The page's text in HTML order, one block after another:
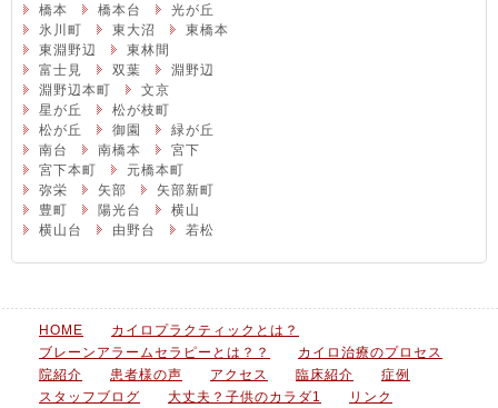
橋本
橋本台
光が丘
氷川町
東大沼
東橋本
東淵野辺
東林間
富士見
双葉
淵野辺
淵野辺本町
文京
星が丘
松が枝町
松が丘
御園
緑が丘
南台
南橋本
宮下
宮下本町
元橋本町
弥栄
矢部
矢部新町
豊町
陽光台
横山
横山台
由野台 若松
HOME
カイロプラクティックとは？
ブレーンアラームセラピーとは？？
カイロ治療のプロセス
院紹介
患者様の声 アクセス 臨床紹介
症例
スタッフブログ
大丈夫？子供のカラダ1 リンク